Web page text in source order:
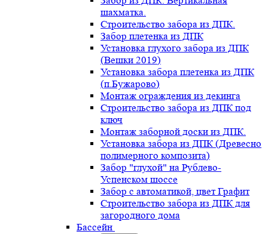
шахматка.
Строительство забора из ДПК.
Забор плетенка из ДПК
Установка глухого забора из ДПК
(Вешки 2019)
Установка забора плетенка из ДПК
(п.Бужарово)
Монтаж ограждения из декинга
Строительство забора из ДПК под
ключ
Монтаж заборной доски из ДПК.
Установка забора из ДПК (Древесно
полимерного композита)
Забор "глухой" на Рублево-
Успенском шоссе
Забор с автоматикой, цвет Графит
Строительство забора из ДПК для
загородного дома
Бассейн